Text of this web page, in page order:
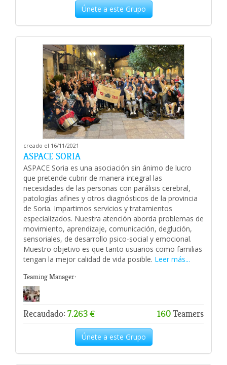
Únete a este Grupo
creado el 16/11/2021
ASPACE SORIA
ASPACE Soria es una asociación sin ánimo de lucro
que pretende cubrir de manera integral las
necesidades de las personas con parálisis cerebral,
patologías afines y otros diagnósticos de la provincia
de Soria. Impartimos servicios y tratamientos
especializados. Nuestra atención aborda problemas de
movimiento, aprendizaje, comunicación, deglución,
sensoriales, de desarrollo psico-social y emocional.
Muestro objetivo es que tanto usuarios como familias
tengan la mejor calidad de vida posible. Leer más...
Teaming Manager:
Recaudado: 7.263 € 160Teamers
Únete a este Grupo